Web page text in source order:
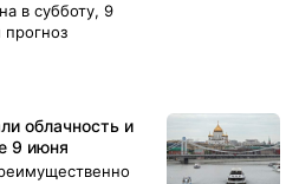
в субботу, 9
воздуха в
области
ветер со
облачность и
9 июня